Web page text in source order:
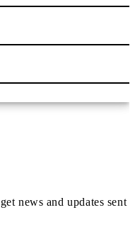
news and updates sent